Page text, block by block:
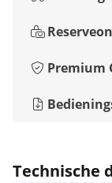
Premium
Technische